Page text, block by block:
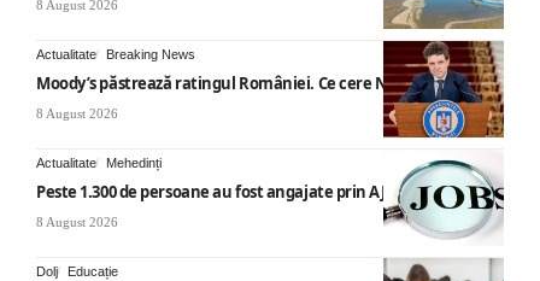
8 August 2026
Actualitate Breaking News
Moody’s păstrează ratingul României. Ce cere Nicușor Dan
8 August 2026
Actualitate Mehedinți
Peste 1.300 de persoane au fost angajate prin AJOFM Mehedinți
8 August 2026
Dolj Educație